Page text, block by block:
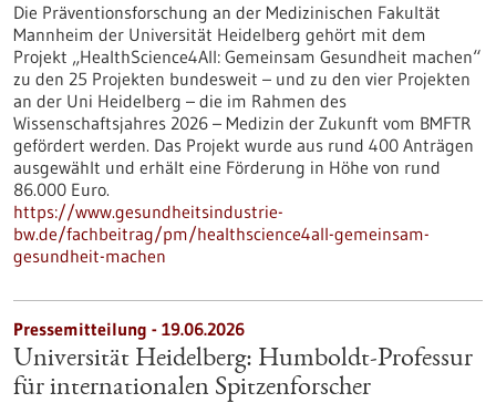
Die Präventionsforschung an der Medizinischen Fakultät
Mannheim der Universität Heidelberg gehört mit dem
Projekt „HealthScience4All: Gemeinsam Gesundheit machen“
zu den 25 Projekten bundesweit – und zu den vier Projekten
an der Uni Heidelberg – die im Rahmen des
Wissenschaftsjahres 2026 – Medizin der Zukunft vom BMFTR
gefördert werden. Das Projekt wurde aus rund 400 Anträgen
ausgewählt und erhält eine Förderung in Höhe von rund
86.000 Euro.
https://www.gesundheitsindustrie-
bw.de/fachbeitrag/pm/healthscience4all-gemeinsam-
gesundheit-machen
Pressemitteilung - 19.06.2026
Universität Heidelberg: Humboldt-Professur
für internationalen Spitzenforscher